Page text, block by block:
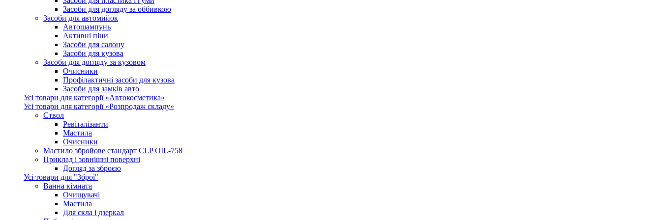
Засоби для догляду за оббивкою
Засоби для автомийок
Автошампунь
Активнi пiни
Засоби для салону
Засоби для кузова
Засоби для догляду за кузовом
Очисники
Профілактичні засоби для кузова
Засоби для замків авто
Усі товари для категорії «Автокосметика»
Усі товари для категорії «Розпродаж складу»
Ствол
Ревіталізанти
Мастила
Очисники
Мастило збройове стандарт CLP OIL-758
Приклад і зовнішні поверхні
Догляд за зброєю
Усі товари для "Зброї"
Ванна кімната
Очищувачі
Мастила
Для скла і дзеркал